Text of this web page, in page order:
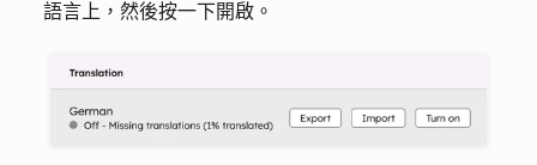
語言上，然後按一下開啟 。